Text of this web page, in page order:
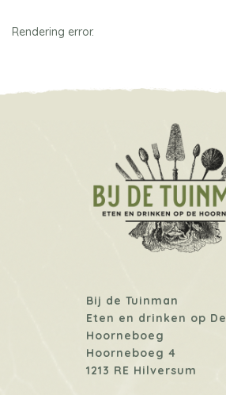
Rendering error.
Bij de Tuinman
Eten en drinken op De
Hoorneboeg
Hoorneboeg 4
1213 RE Hilversum